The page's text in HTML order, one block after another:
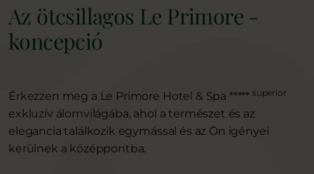
Az ötcsillagos Le Primore -
koncepció
Érkezzen meg a Le Primore Hotel & Spa ***** superior
exkluzív álomvilágába, ahol a természet és az
elegancia találkozik egymással és az Ön igényei
kerülnek a középpontba.